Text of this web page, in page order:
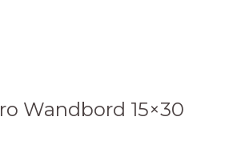
Wandbord 15×30